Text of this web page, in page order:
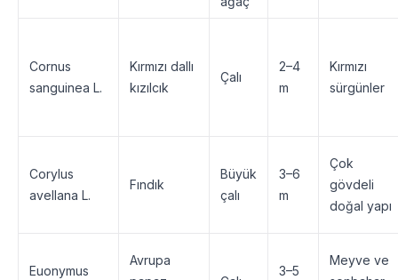
Cornus
sanguinea L.
Kırmızı dallı
kızılcık
Çalı
2–4
m
Kırmızı
sürgünler
Corylus
avellana L.
Fındık
Büyük
çalı
3–6
m
Çok
gövdeli
doğal yapı
Euonymus
Avrupa
3–5
Meyve ve